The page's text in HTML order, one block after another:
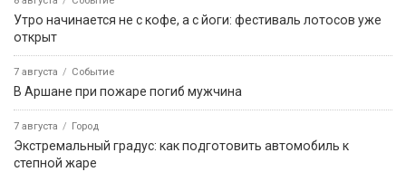
Утро начинается не с кофе, а с йоги: фестиваль лотосов уже
открыт
7 августа Событие
В Аршане при пожаре погиб мужчина
7 августа Город
Экстремальный градус: как подготовить автомобиль к
степной жаре